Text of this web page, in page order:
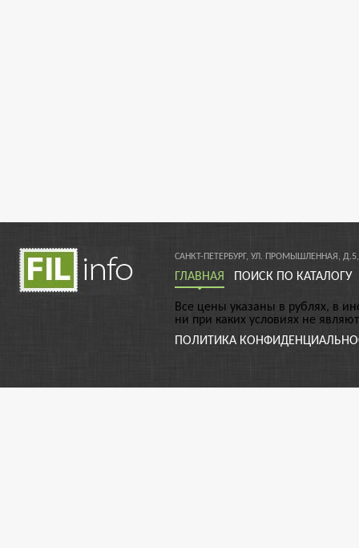
САНКТ-ПЕТЕРБУРГ, УЛ. ПРОМЫШЛЕННАЯ,
ГЛАВНАЯ ПОИСК ПО КАТАЛОГУ
Все цены указаны в рублях, в
ни при каких условиях не
ПОЛИТИКА